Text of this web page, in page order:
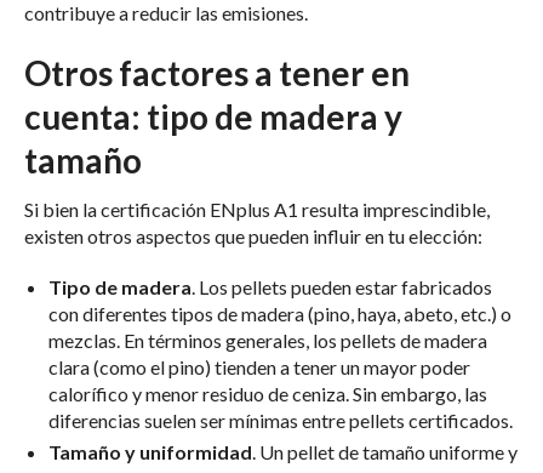
contribuye a reducir las emisiones.
Otros factores a tener en
cuenta: tipo de madera y
tamaño
Si bien la certificación ENplus A1 resulta imprescindible,
existen otros aspectos que pueden influir en tu elección:
Tipo de madera. Los pellets pueden estar fabricados
con diferentes tipos de madera (pino, haya, abeto, etc.) o
mezclas. En términos generales, los pellets de madera
clara (como el pino) tienden a tener un mayor poder
calorífico y menor residuo de ceniza. Sin embargo, las
diferencias suelen ser mínimas entre pellets certificados.
Tamaño y uniformidad. Un pellet de tamaño uniforme y